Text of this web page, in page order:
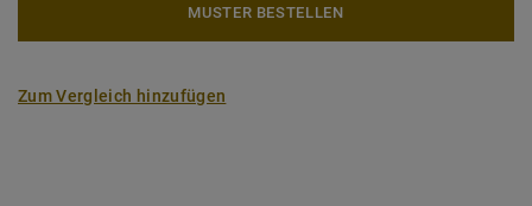
MUSTER BESTELLEN
Zum Vergleich hinzufügen